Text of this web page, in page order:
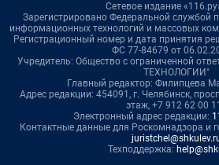
Сетевое издание
Зарегистрировано Федеральной службой
информационных технологий и массовых
Регистрационный номер и дата принятия
ФС 77-84679 от
Учредитель: Общество с ограниченной
ТЕХНОЛОГИИ"
Главный редактор: Филипцева
Адрес редакции: 454091, г. Челябинск,
этаж, +7 912 62 00
Электронный адрес редакции:
Контактные данные для Роскомнадзора и
Техподдержка: